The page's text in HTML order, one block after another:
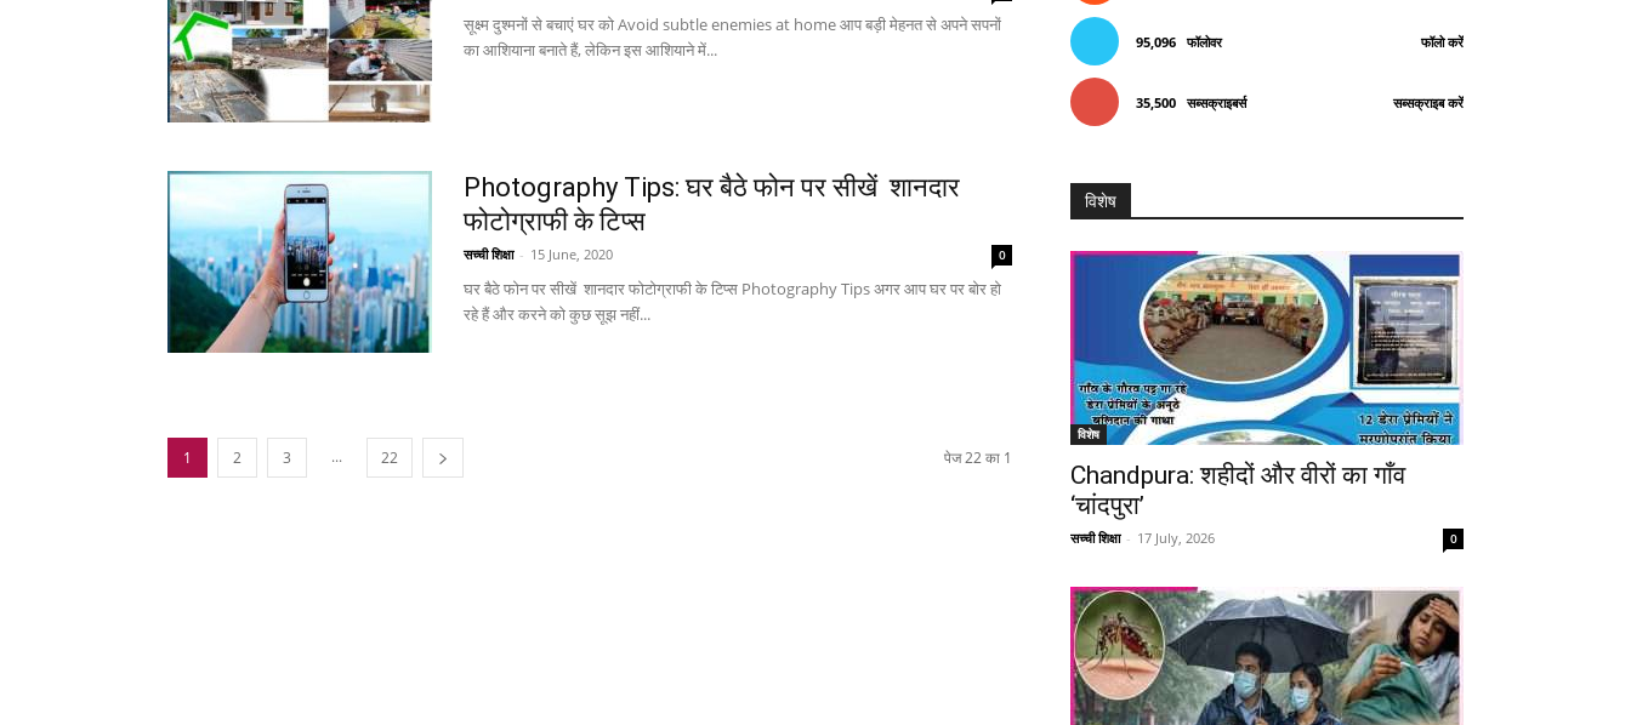
सूक्ष्म दुश्मनों से बचाएं घर को Avoid subtle enemies at home आप बड़ी मेहनत से अपने सपनों
का आशियाना बनाते हैं, लेकिन इस आशियाने में...
Photography Tips: घर बैठे फोन पर सीखें शानदार
फोटोग्राफी के टिप्स
सच्ची शिक्षा - 15 June, 2020 0
घर बैठे फोन पर सीखें शानदार फोटोग्राफी के टिप्स Photography Tips अगर आप घर पर बोर हो
रहे हैं और करने को कुछ सूझ नहीं...
1 2 3 ... 22 पेज 22 का 1
95,096 फॉलोवर फॉलो करें
35,500 सब्सक्राइबर्स सब्सक्राइब करें
विशेष
विशेष
Chandpura: शहीदों और वीरों का गाँव
‘चांदपुरा’
सच्ची शिक्षा - 17 July, 2026 0